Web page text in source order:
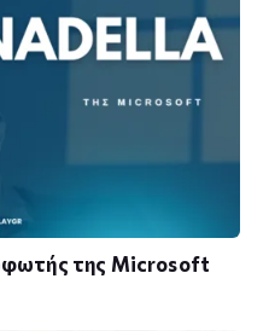
της Microsoft